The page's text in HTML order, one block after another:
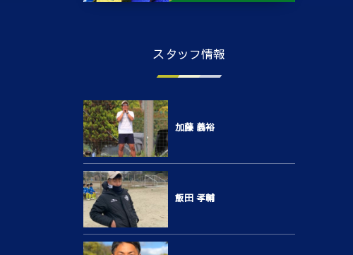
スタッフ情報
加藤 義裕
飯田 孝輔